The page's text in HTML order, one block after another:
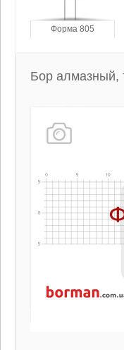
Форма 805
Бор алмазный,